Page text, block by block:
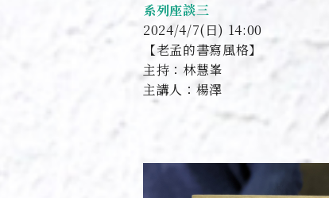
系列座談三
2024/4/7(日) 14:00
【老孟的書寫風格】
主持：林慧峯
主講人：楊澤